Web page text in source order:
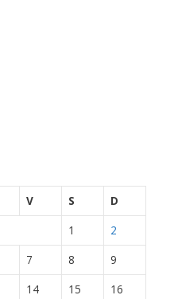
V S
D
1
2
7 8
9
14 15
16